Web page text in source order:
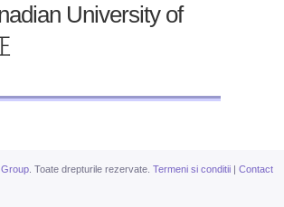
University of
. Toate drepturile rezervate. Termeni si conditii | Contact